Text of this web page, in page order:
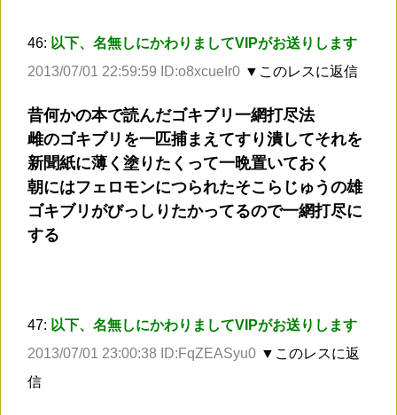
46: 以下、名無しにかわりましてVIPがお送りします
2013/07/01 22:59:59 ID:o8xcueIr0 ▼このレスに返信
昔何かの本で読んだゴキブリ一網打尽法
雌のゴキブリを一匹捕まえてすり潰してそれを
新聞紙に薄く塗りたくって一晩置いておく
朝にはフェロモンにつられたそこらじゅうの雄
ゴキブリがびっしりたかってるので一網打尽に
する
47: 以下、名無しにかわりましてVIPがお送りします
2013/07/01 23:00:38 ID:FqZEASyu0 ▼このレスに返
信